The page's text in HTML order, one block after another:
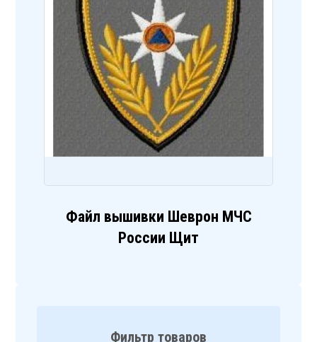
Файл вышивки Шеврон МЧС
России Щит
Фильтр товаров